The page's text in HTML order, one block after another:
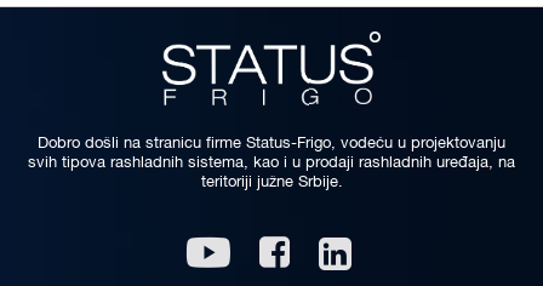
Dobro došli na stranicu firme Status-Frigo, vodeću u projektovanju
svih tipova rashladnih sistema, kao i u prodaji rashladnih uređaja, na
teritoriji južne Srbije.
Youtube Facebook